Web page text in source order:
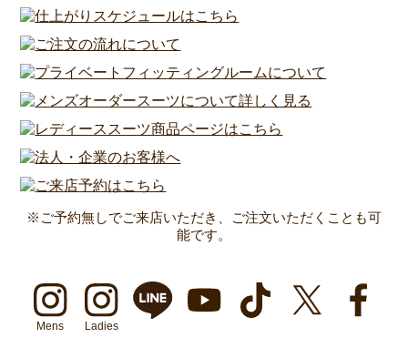
※ご予約無しでご来店いただき、ご注文いただくことも可
能です。
Mens Ladies